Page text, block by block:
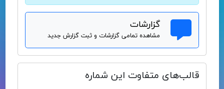
گزارشات
مشاهده تمامی گزارشات و ثبت گزارش جدید
قالب‌های متفاوت این شماره